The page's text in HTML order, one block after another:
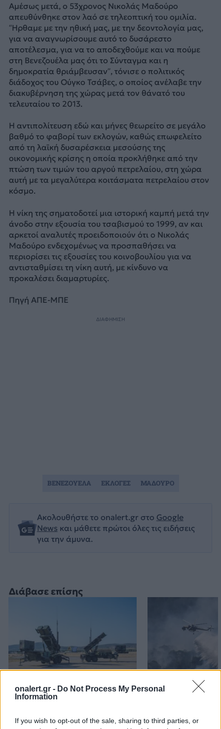
onalert.gr - Do Not Process My Personal
Information
If you wish to opt-out of the sale, sharing to third parties, or
Διάβασε επίσης
Patriot στη Σαουδική
επαναξιολογείται η
H «Βαβέλ»
Αμέσως μετά, ο 53χρονος Νικολάς Μαδούρο
απευθύνθηκε στον λαό σε τηλεοπτική του ομιλία.
“Ηρθαμε με την ηθική μας, με την δεοντολογία μας,
για να αναγνωρίσουμε αυτό το δυσάρεστο
αποτέλεσμα, για να το αποδεχθούμε και να πούμε
στη Βενεζουέλα μας ότι το Σύνταγμα και η
δημοκρατία θριάμβευσαν”, τόνισε ο πολιτικός
διάδοχος του Ούγκο Τσάβες, ο οποίος ανέλαβε την
διακυβέρνηση της χώρας μετά τον θάνατό του
τελευταίου το 2013.
Η αντιπολίτευση εδώ και μήνες θεωρείτο σε μεγάλο
βαθμό το φαβορί των εκλογών, καθώς επωφελείτο
από τη λαϊκή δυσαρέσκεια μεσούσης της
οικονομικής κρίσης η οποία προκλήθηκε από την
πτώση των τιμών του αργού πετρελαίου, στη χώρα
αυτή με τα μεγαλύτερα κοιτάσματα πετρελαίου στον
κόσμο.
Η νίκη της σηματοδοτεί μια ιστορική καμπή μετά την
άνοδο στην εξουσία του τσαβισμού το 1999, αν και
αρκετοί αναλυτές προειδοποιούν ότι ο Νικολάς
Μαδούρο ενδεχομένως να προσπαθήσει να
περιορίσει τις εξουσίες του κοινοβουλίου για να
αντισταθμίσει τη νίκη αυτή, με κίνδυνο να
προκαλέσει διαμαρτυρίες.
Πηγή ΑΠΕ-ΜΠΕ
ΔΙΑΦΗΜΙΣΗ
Ακολουθήστε το onalert.gr στο Google
News και μάθετε πρώτοι όλες τις ειδήσεις
για την άμυνα.
ΒΕΝΕΖΟΥΕΛΑ ΕΚΛΟΓΕΣ ΜΑΔΟΥΡΟ